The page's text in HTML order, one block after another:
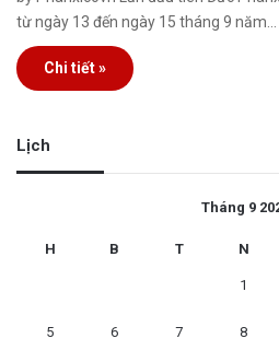
từ ngày 13 đến ngày 15 tháng 9 năm…
Chi tiết »
Lịch
Tháng 9
H B T N
1
5 6 7 8